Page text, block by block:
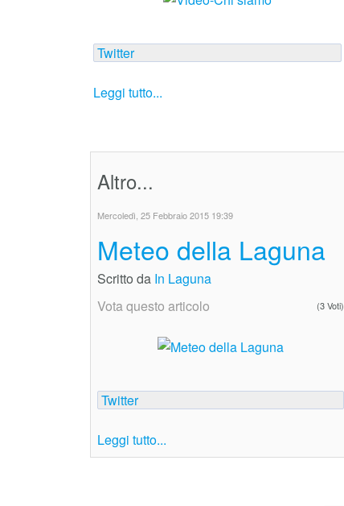
Twitter
Leggi tutto...
Altro...
Mercoledì, 25 Febbraio 2015 19:39
Meteo della Laguna
Scritto da In Laguna
Vota questo articolo
(3 Voti)
Twitter
Leggi tutto...